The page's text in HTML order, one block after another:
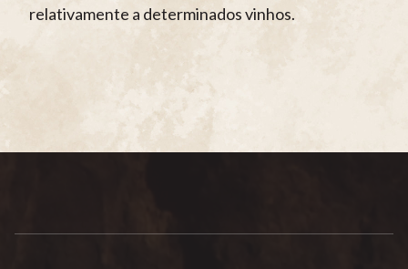
relativamente a determinados vinhos.